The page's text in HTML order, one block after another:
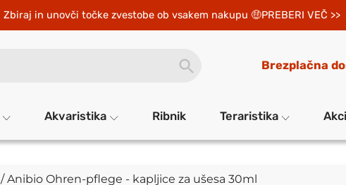
Zbiraj in unovči točke zvestobe ob vsakem nakupu PREBERI VEČ >>
BUTTON
Brezplačna
Akvaristika Ribnik Teraristika
/ Anibio Ohren-pflege - kapljice za ušesa 30ml